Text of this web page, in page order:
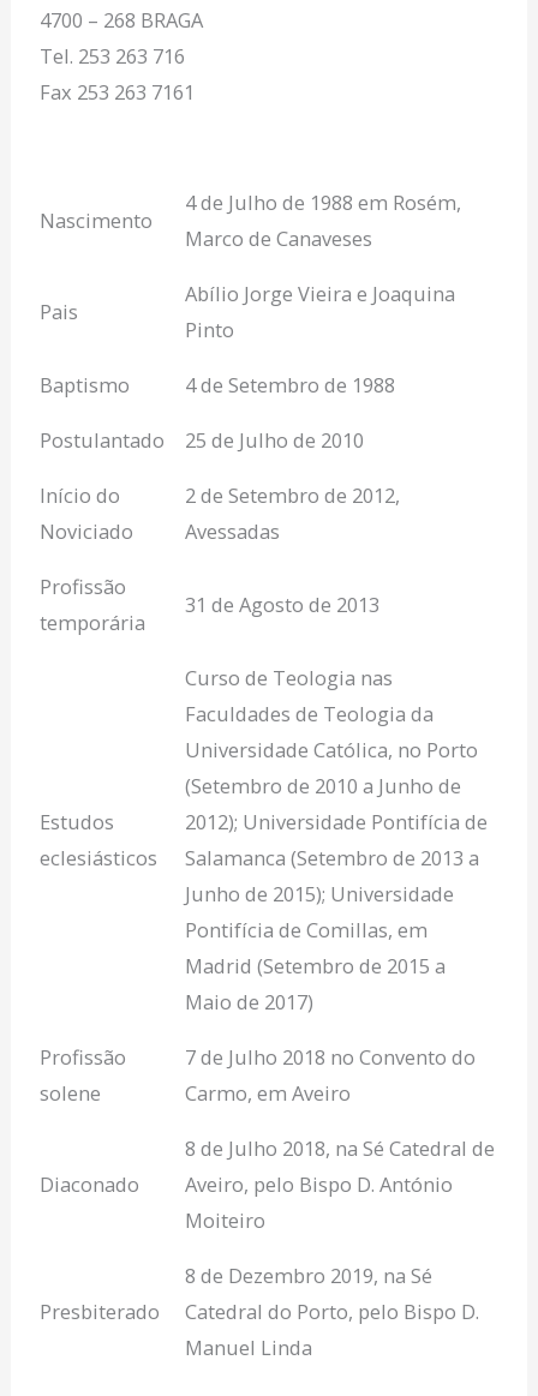
4700 – 268 BRAGA
Tel. 253 263 716
Fax 253 263 7161
Nascimento
4 de Julho de 1988 em Rosém,
Marco de Canaveses
Pais
Abílio Jorge Vieira e Joaquina
Pinto
Baptismo
4 de Setembro de 1988
Postulantado
25 de Julho de 2010
Início do
Noviciado
2 de Setembro de 2012,
Avessadas
Profissão
temporária
31 de Agosto de 2013
Estudos
eclesiásticos
Curso de Teologia nas
Faculdades de Teologia da
Universidade Católica, no Porto
(Setembro de 2010 a Junho de
2012); Universidade Pontifícia de
Salamanca (Setembro de 2013 a
Junho de 2015); Universidade
Pontifícia de Comillas, em
Madrid (Setembro de 2015 a
Maio de 2017)
Profissão
solene
7 de Julho 2018 no Convento do
Carmo, em Aveiro
Diaconado
8 de Julho 2018, na Sé Catedral de
Aveiro, pelo Bispo D. António
Moiteiro
Presbiterado
8 de Dezembro 2019, na Sé
Catedral do Porto, pelo Bispo D.
Manuel Linda